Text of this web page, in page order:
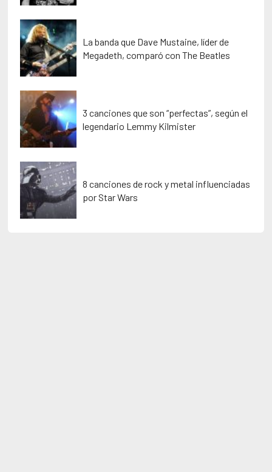
La banda que Dave Mustaine, líder de
Megadeth, comparó con The Beatles
3 canciones que son “perfectas”, según el
legendario Lemmy Kilmister
8 canciones de rock y metal influenciadas
por Star Wars